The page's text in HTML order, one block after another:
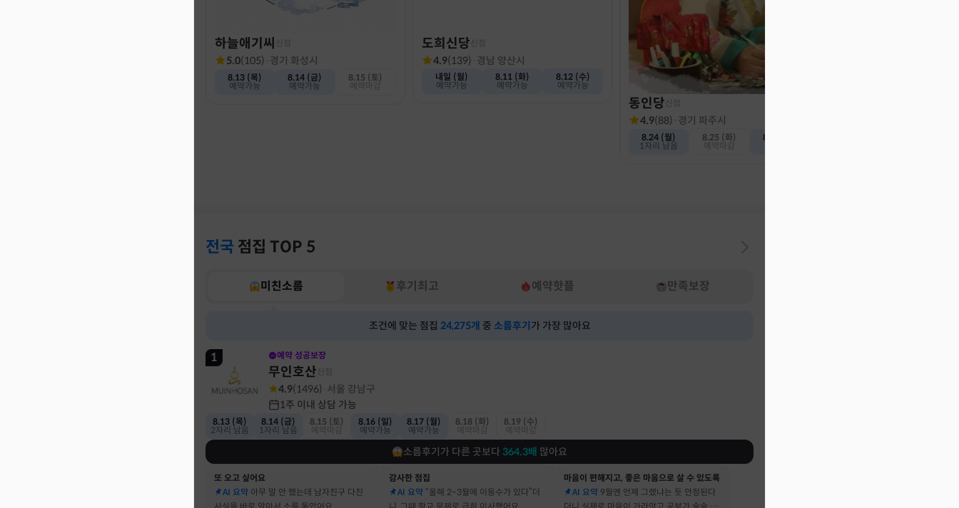
하늘애기씨
5.0(105) · 경기 화성시
8.13 (목)
예약가능
8.14 (금)
예약가능
8.15 (토)
도희신당
4.9(139) · 경남 양산시
내일 (월)
예약가능
8.11 (화)
예약가능
8.12 (수)
예약가능
동인당
4.9(88) · 경기 파주시
8.24 (월)
1자리 남음
8.25 (화)
8.26 (수)
전국 점집 TOP 5
미친소름 후기최고 예약핫플 만족보장
조건에 맞는 점집 24,275개 중 소름후기 가 가장 많아요
1 예약 성공보장
무인호산
4.9(1496) 서울 강남구
1주 이내 상담 가능
8.13 (목)
2자리 남음
8.14 (금)
1자리 남음
8.15 (토)
8.16 (일)
예약가능
8.17 (월)
예약가능
8.18 (화)
8.19 (수)
소름후기가 다른 곳보다 364.3배 많아요
또 오고 싶어요
AI 요약 아무 말 안 했는데 남자친구 다친
감사한 점집
AI 요약 “올해 2~3월에 이동수가 있다”더
마음이 편해지고, 좋은 마음으로 살 수 있도록
AI 요약 9월엔 언제 그랬냐는 듯 안정된다